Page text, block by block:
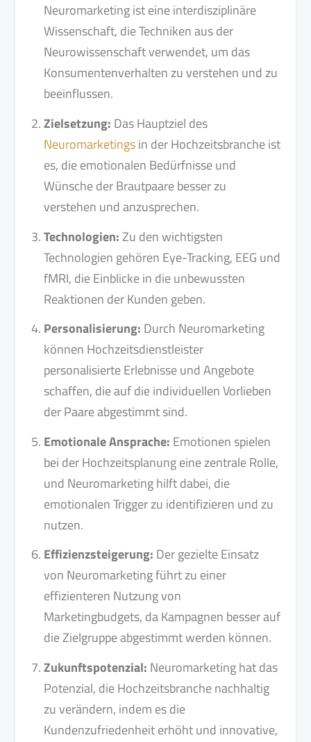
Neuromarketing ist eine interdisziplinäre
Wissenschaft, die Techniken aus der
Neurowissenschaft verwendet, um das
Konsumentenverhalten zu verstehen und zu
beeinflussen.
Zielsetzung: Das Hauptziel des
Neuromarketingsin der Hochzeitsbranche ist
es, die emotionalen Bedürfnisse und
Wünsche der Brautpaare besser zu
verstehen und anzusprechen.
Technologien:Zu den wichtigsten
Technologien gehören Eye-Tracking, EEG und
fMRI, die Einblicke in die unbewussten
Reaktionen der Kunden geben.
Personalisierung: Durch Neuromarketing
können Hochzeitsdienstleister
personalisierte Erlebnisse und Angebote
schaffen, die auf die individuellen Vorlieben
der Paare abgestimmt sind.
Emotionale Ansprache: Emotionen spielen
bei der Hochzeitsplanung eine zentrale Rolle,
und Neuromarketing hilft dabei, die
emotionalen Trigger zu identifizieren und zu
nutzen.
Effizienzsteigerung: Der gezielte Einsatz
von Neuromarketing führt zu einer
effizienteren Nutzung von
Marketingbudgets, da Kampagnen besser auf
die Zielgruppe abgestimmt werden können.
Zukunftspotenzial: Neuromarketing hat das
Potenzial, die Hochzeitsbranche nachhaltig
zu verändern, indem es die
Kundenzufriedenheit erhöht und innovative,